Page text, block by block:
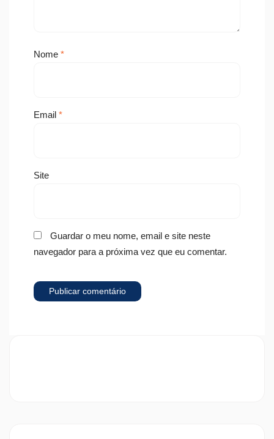
Nome *
Email *
Site
Guardar o meu nome, email e site neste
navegador para a próxima vez que eu comentar.